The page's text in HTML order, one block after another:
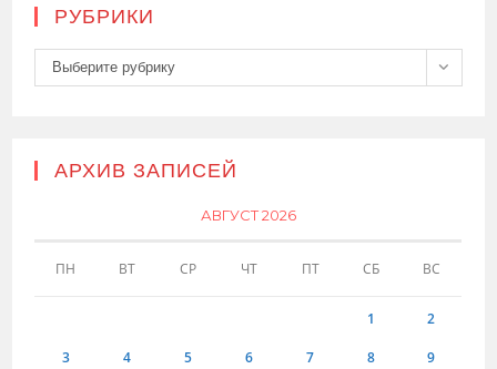
РУБРИКИ
Рубрики
Выберите рубрику
АРХИВ ЗАПИСЕЙ
АВГУСТ 2026
ПН ВТ СР ЧТ ПТ СБ ВС
1 2
3 4 5 6 7 8 9